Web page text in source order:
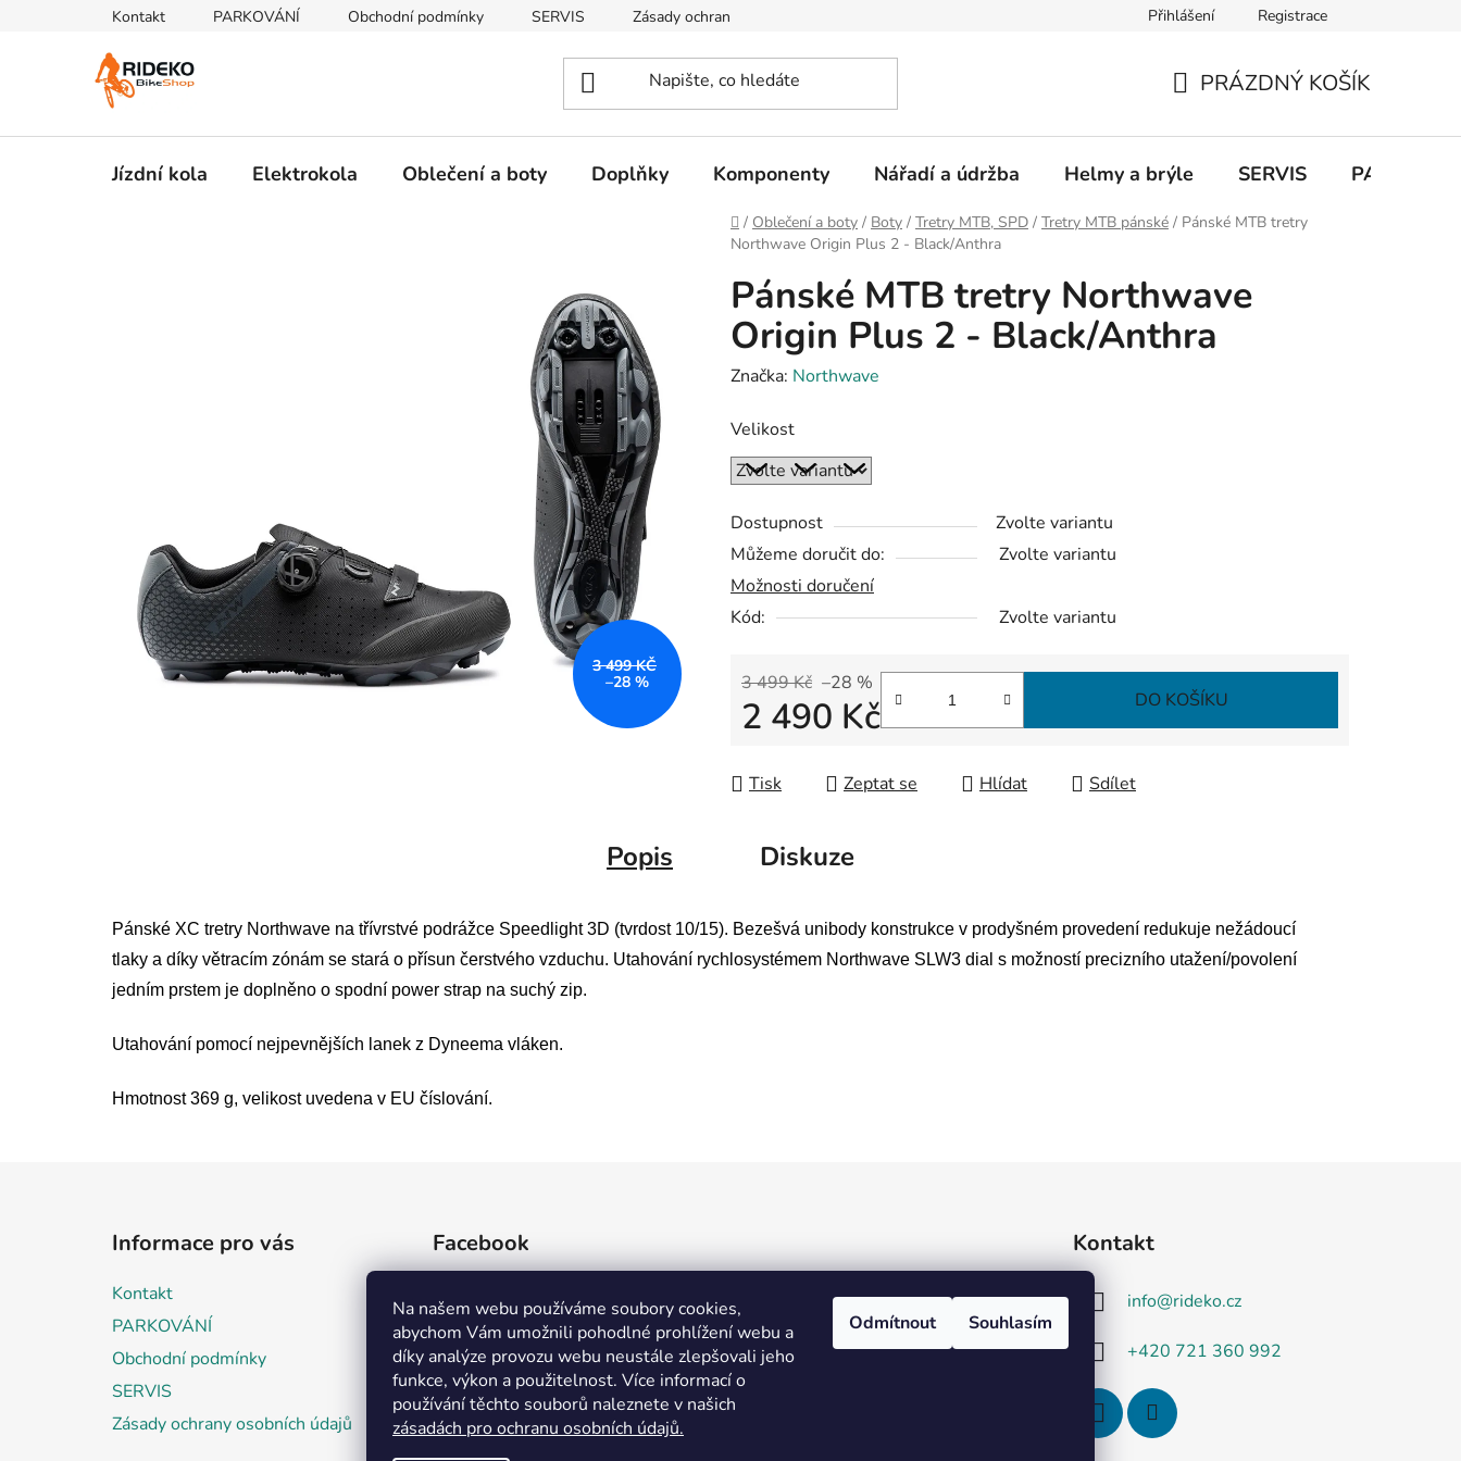
Na našem webu používáme soubory cookies,
abychom Vám umožnili pohodlné prohlížení webu a
díky analýze provozu webu neustále zlepšovali jeho
funkce, výkon a použitelnost. Více informací o
používání těchto souborů naleznete v našich
zásadách pro ochranu osobních údajů.
Odmítnout Souhlasím
Kontakt PARKOVÁNÍ Obchodní podmínky SERVIS Zásady ochrany osobních údajů Přihlášení Registrace
KOŠÍK
PRÁZDNÝ KOŠÍK
Jízdní kola Elektrokola Oblečení a boty Doplňky Komponenty Nářadí a údržba Helmy a brýle SERVIS
Domů
/ Oblečení a boty / Boty / Tretry MTB, SPD / Tretry MTB pánské / Pánské MTB tretry
Northwave Origin Plus 2 - Black/Anthra
Pánské MTB tretry Northwave
Origin Plus 2 - Black/Anthra
Značka: Northwave
Velikost
Dostupnost
Zvolte variantu
Můžeme doručit do:
Zvolte variantu
Možnosti doručení
Kód:
Zvolte variantu
3 499 Kč –28 %
2 490 Kč DO KOŠÍKU
Tisk Zeptat se Hlídat Sdílet
3 499 KČ
–28 %
Popis Diskuze
Pánské XC tretry Northwave na třívrstvé podrážce Speedlight 3D (tvrdost 10/15). Bezešvá unibody konstrukce v prodyšném provedení redukuje nežádoucí
tlaky a díky větracím zónám se stará o přísun čerstvého vzduchu. Utahování rychlosystémem Northwave SLW3 dial s možností precizního utažení/povolení
jedním prstem je doplněno o spodní power strap na suchý zip.
Utahování pomocí nejpevnějších lanek z Dyneema vláken.
Hmotnost 369 g, velikost uvedena v EU číslování.
Informace pro vás
Kontakt
PARKOVÁNÍ
Obchodní podmínky
SERVIS
Zásady ochrany osobních údajů
Facebook Kontakt
info@rideko.cz
+420 721 360 992